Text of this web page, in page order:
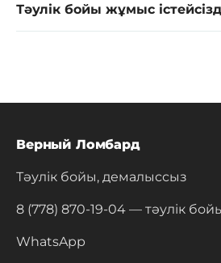
Тәулік бойы жұмыс
Верный Ломбард
Тәулік бойы, демалыссыз
8 (778) 870-19-04 — тәулік
WhatsApp